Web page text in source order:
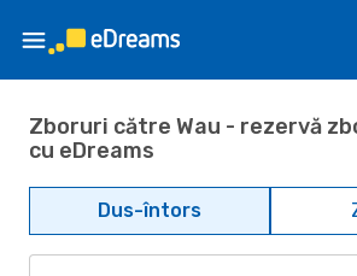
Zboruri către Wau - rezervă
cu eDreams
Dus-întors